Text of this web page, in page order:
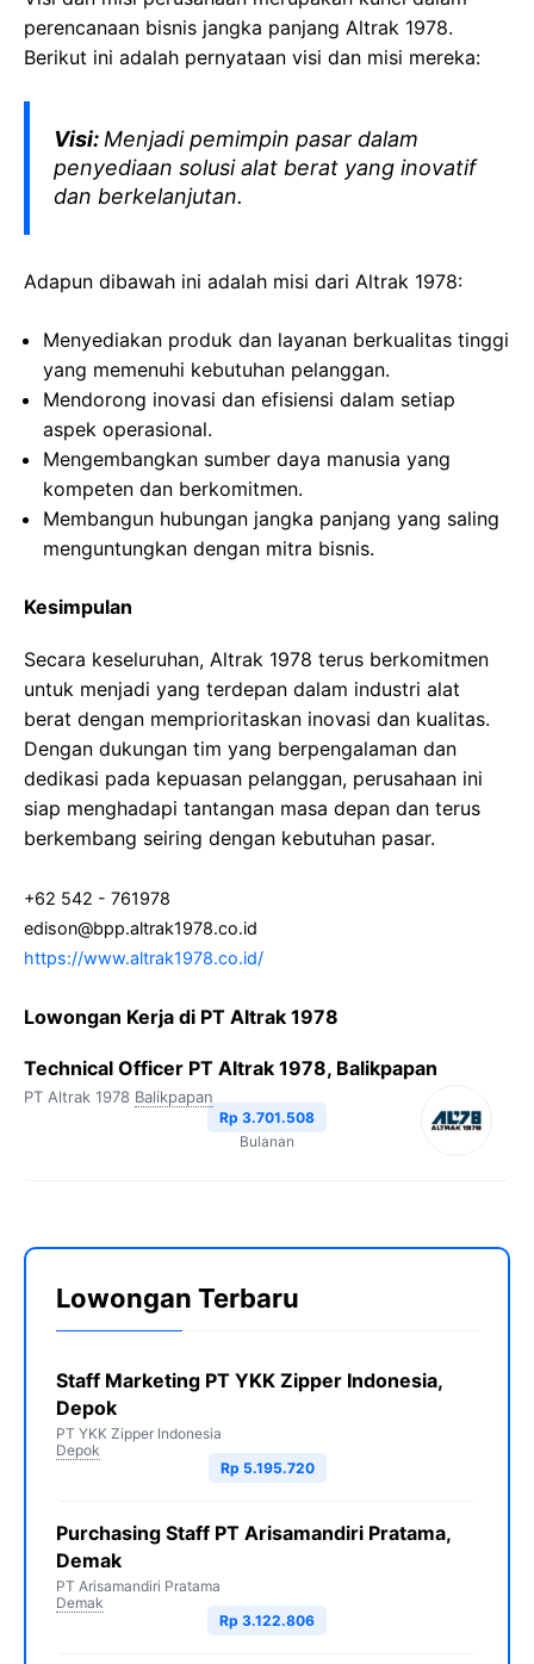
perencanaan bisnis jangka panjang Altrak 1978.
Berikut ini adalah pernyataan visi dan misi mereka:
Visi: Menjadi pemimpin pasar dalam
penyediaan solusi alat berat yang inovatif
dan berkelanjutan.
Adapun dibawah ini adalah misi dari Altrak 1978:
Menyediakan produk dan layanan berkualitas tinggi
yang memenuhi kebutuhan pelanggan.
Mendorong inovasi dan efisiensi dalam setiap
aspek operasional.
Mengembangkan sumber daya manusia yang
kompeten dan berkomitmen.
Membangun hubungan jangka panjang yang saling
menguntungkan dengan mitra bisnis.
Kesimpulan
Secara keseluruhan, Altrak 1978 terus berkomitmen
untuk menjadi yang terdepan dalam industri alat
berat dengan memprioritaskan inovasi dan kualitas.
Dengan dukungan tim yang berpengalaman dan
dedikasi pada kepuasan pelanggan, perusahaan ini
siap menghadapi tantangan masa depan dan terus
berkembang seiring dengan kebutuhan pasar.
+62 542 - 761978
edison@bpp.altrak1978.co.id
https://www.altrak1978.co.id/
Lowongan Kerja di PT Altrak 1978
Technical Officer PT Altrak 1978, Balikpapan
PT Altrak 1978 Balikpapan
Rp 3.701.508
Bulanan
Lowongan Terbaru
Staff Marketing PT YKK Zipper Indonesia,
Depok
PT YKK Zipper Indonesia
Depok
Rp 5.195.720
Purchasing Staff PT Arisamandiri Pratama,
Demak
PT Arisamandiri Pratama
Demak
Rp 3.122.806